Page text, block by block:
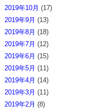
2019年10月 (17)
2019年9月 (13)
2019年8月 (18)
2019年7月 (12)
2019年6月 (15)
2019年5月 (11)
2019年4月 (14)
2019年3月 (11)
2019年2月 (8)